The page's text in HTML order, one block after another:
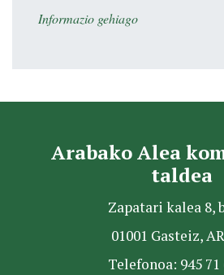
Informazio gehiago
Arabako Alea
taldea
Zapatari kalea 8,
01001 Gasteiz,
Telefonoa: 945 71